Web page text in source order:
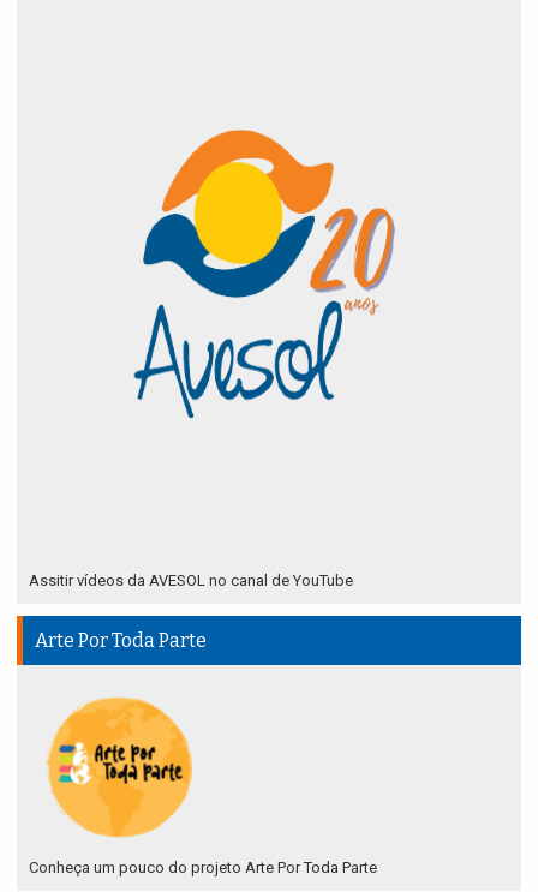
Assitir vídeos da AVESOL no canal de YouTube
Arte Por Toda Parte
Conheça um pouco do projeto Arte Por Toda Parte